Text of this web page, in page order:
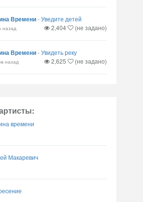
Времени-Уведите детей
назад 2,404 (не задано)
Времени-Увидеть реку
назад 2,625 (не задано)
времени
Макаревич